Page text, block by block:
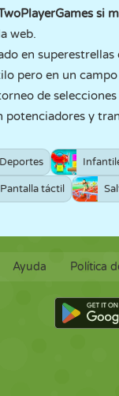
si
web.
en superestrellas
pero en un
de
potenciadores y
Deportes
Pantalla táctil
Ayuda Política